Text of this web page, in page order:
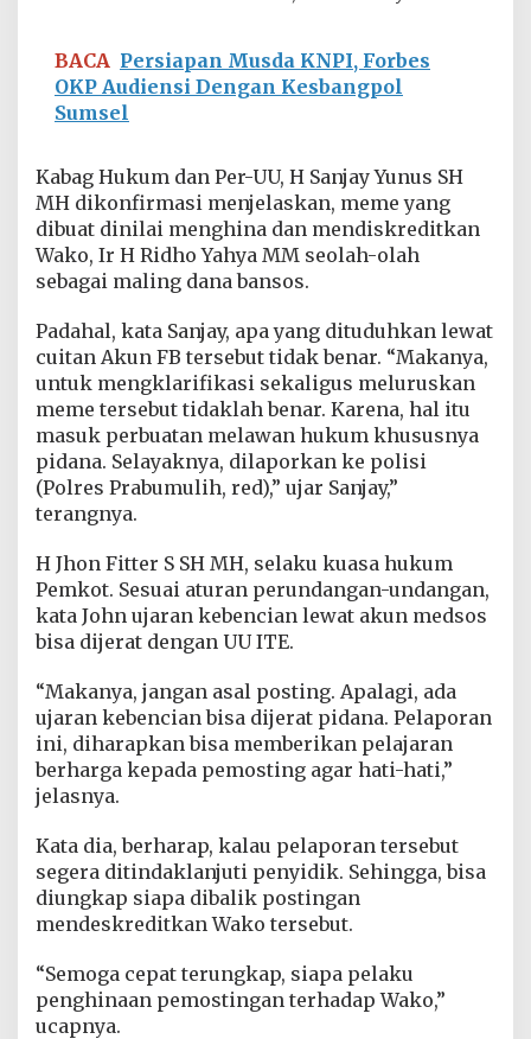
BACA Persiapan Musda KNPI, Forbes
OKP Audiensi Dengan Kesbangpol
Sumsel
Kabag Hukum dan Per-UU, H Sanjay Yunus SH
MH dikonfirmasi menjelaskan, meme yang
dibuat dinilai menghina dan mendiskreditkan
Wako, Ir H Ridho Yahya MM seolah-olah
sebagai maling dana bansos.
Padahal, kata Sanjay, apa yang dituduhkan lewat
cuitan Akun FB tersebut tidak benar. “Makanya,
untuk mengklarifikasi sekaligus meluruskan
meme tersebut tidaklah benar. Karena, hal itu
masuk perbuatan melawan hukum khususnya
pidana. Selayaknya, dilaporkan ke polisi
(Polres Prabumulih, red),” ujar Sanjay,”
terangnya.
H Jhon Fitter S SH MH, selaku kuasa hukum
Pemkot. Sesuai aturan perundangan-undangan,
kata John ujaran kebencian lewat akun medsos
bisa dijerat dengan UU ITE.
“Makanya, jangan asal posting. Apalagi, ada
ujaran kebencian bisa dijerat pidana. Pelaporan
ini, diharapkan bisa memberikan pelajaran
berharga kepada pemosting agar hati-hati,”
jelasnya.
Kata dia, berharap, kalau pelaporan tersebut
segera ditindaklanjuti penyidik. Sehingga, bisa
diungkap siapa dibalik postingan
mendeskreditkan Wako tersebut.
“Semoga cepat terungkap, siapa pelaku
penghinaan pemostingan terhadap Wako,”
ucapnya.